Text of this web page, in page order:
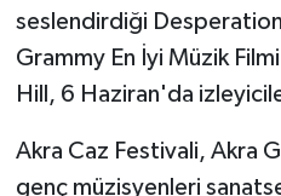
seslendirdiği Desperation
Grammy En İyi Müzik
Hill, 6 Haziran'da
Akra Caz Festivali, Akra
genç müzisyenleri